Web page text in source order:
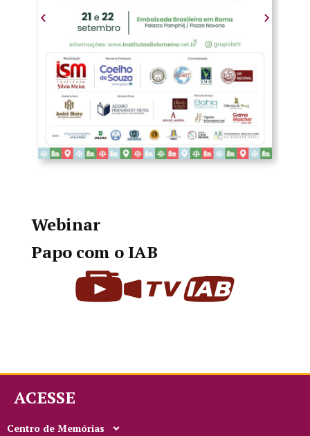
Webinar
Papo com o IAB
ACESSE
Centro de Memórias